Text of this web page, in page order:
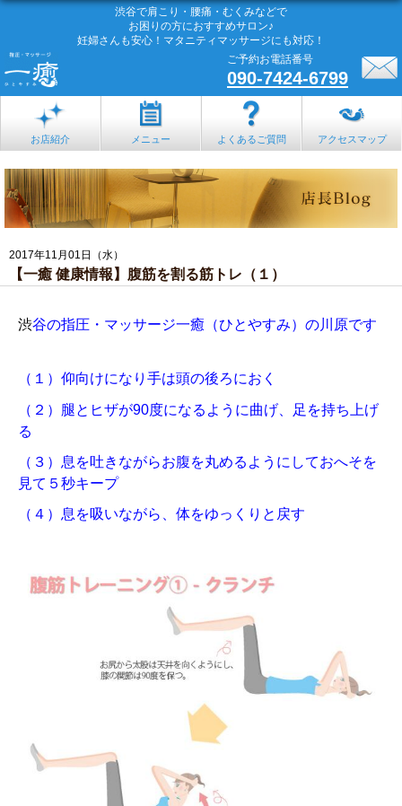
渋谷で肩こり・腰痛・むくみなどで
お困りの方におすすめサロン♪
妊婦さんも安心！マタニティマッサージにも対応！
ご予約お電話番号
090-7424-6799
お店紹介 メニュー よくあるご質問 アクセスマップ
2017年11月01日（水）
【一癒 健康情報】腹筋を割る筋トレ（１）
渋谷の指圧・マッサージ一癒（ひとやすみ）の川原です
（１）仰向けになり手は頭の後ろにおく
（２）腿とヒザが90度になるように曲げ、足を持ち上げ
る
（３）息を吐きながらお腹を丸めるようにしておへそを
見て５秒キープ
（４）息を吸いながら、体をゆっくりと戻す